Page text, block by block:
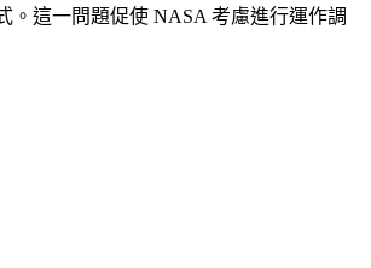
。這一問題促使 NASA 考慮進行運作調